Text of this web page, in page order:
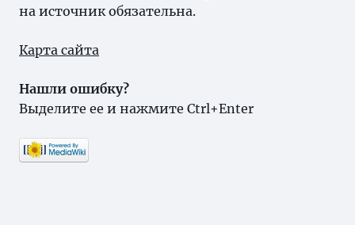
на источник обязательна.
Карта сайта
Нашли ошибку?
Выделите ее и нажмите Ctrl+Enter